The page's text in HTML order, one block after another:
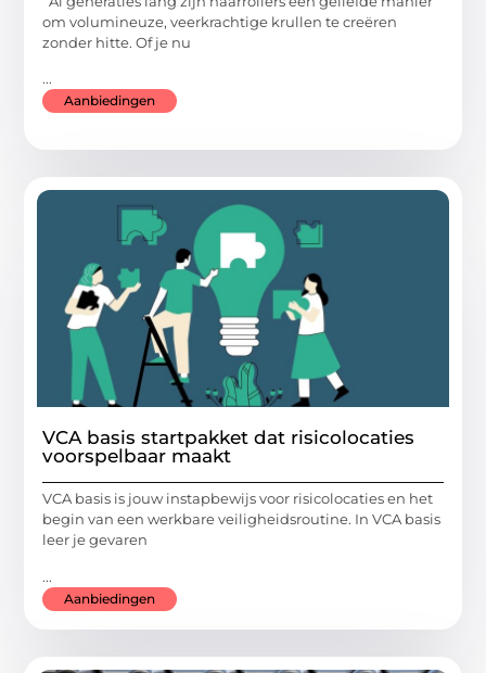
om volumineuze, veerkrachtige krullen te creëren
zonder hitte. Of je nu
...
Aanbiedingen
VCA basis startpakket dat risicolocaties
voorspelbaar maakt
VCA basis is jouw instapbewijs voor risicolocaties en het
begin van een werkbare veiligheidsroutine. In VCA basis
leer je gevaren
...
Aanbiedingen